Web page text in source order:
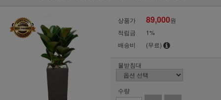
상품가 89,000원
적립금
1%
배송비
(무료)
물받침대
수량